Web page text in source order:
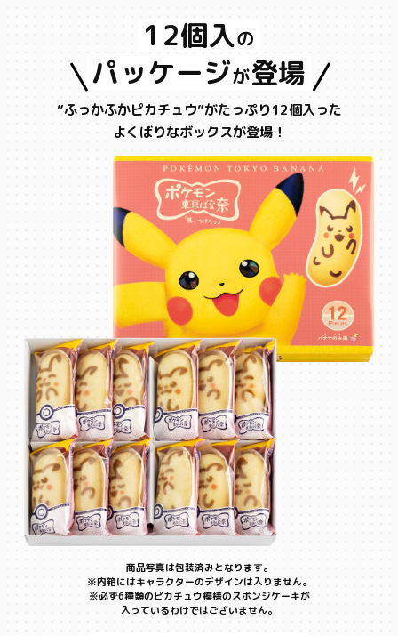
12個入の
パッケージが登場
”ふっかふかピカチュウ”がたっぷり12個入った
よくばりなボックスが登場！
商品写真は包装済みとなります。
※内箱にはキャラクターのデザインは入りません。
※必ず6種類のピカチュウ模様のスポンジケーキが
入っているわけではございません。